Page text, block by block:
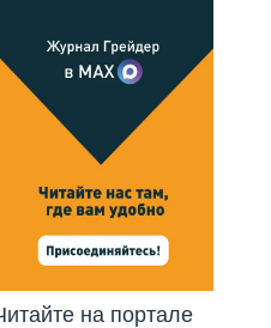
на портале